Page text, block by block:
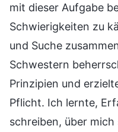
mit dieser Aufgabe
Schwierigkeiten zu
und Suche
Schwestern
Prinzipien und
Pflicht. Ich lernte,
schreiben, über